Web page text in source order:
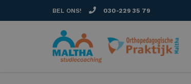
BEL ONS! 030-229 35 79